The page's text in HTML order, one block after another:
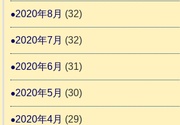
2020年8月 (32)
2020年7月 (32)
2020年6月 (31)
2020年5月 (30)
2020年4月 (29)